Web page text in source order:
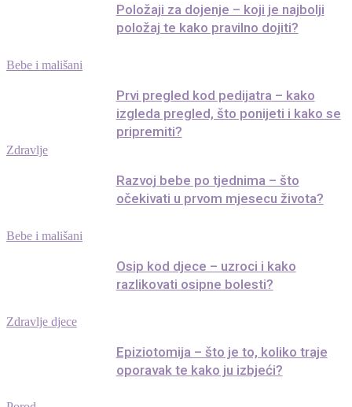
Bebe i mališani
Položaji za dojenje – koji je najbolji
položaj te kako pravilno dojiti?
Zdravlje
Prvi pregled kod pedijatra – kako
izgleda pregled, što ponijeti i kako se
pripremiti?
Bebe i mališani
Razvoj bebe po tjednima – što
očekivati u prvom mjesecu života?
Zdravlje djece
Osip kod djece – uzroci i kako
razlikovati osipne bolesti?
Epiziotomija – što je to, koliko traje
oporavak te kako ju izbjeći?